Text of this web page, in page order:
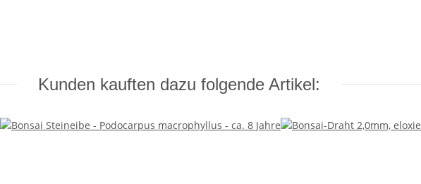
Kunden kauften dazu folgende Artikel: